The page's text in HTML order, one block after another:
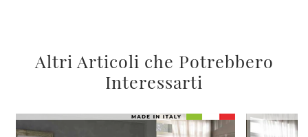
Altri Articoli che Potrebbero
Interessarti